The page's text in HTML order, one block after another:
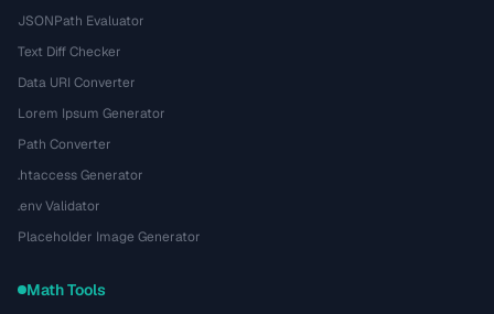
JSONPath Evaluator
Text Diff Checker
Data URI Converter
Lorem Ipsum Generator
Path Converter
.htaccess Generator
.env Validator
Placeholder Image Generator
Math Tools